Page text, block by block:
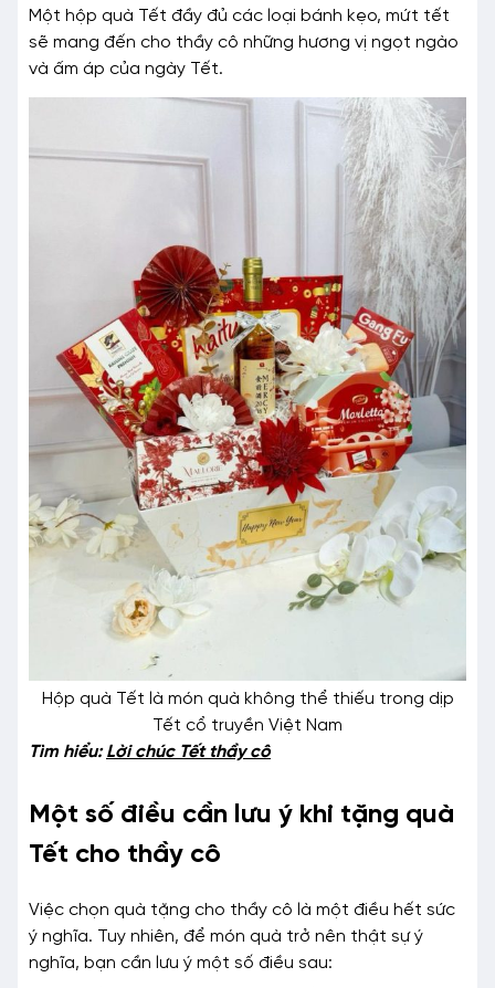
Một hộp quà Tết đầy đủ các loại bánh kẹo, mứt tết
sẽ mang đến cho thầy cô những hương vị ngọt ngào
và ấm áp của ngày Tết.
Hộp quà Tết là món quà không thể thiếu trong dịp
Tết cổ truyền Việt Nam
Tìm hiểu:Lời chúc Tết thầy cô
Một số điều cần lưu ý khi tặng quà
Tết cho thầy cô
Việc chọn quà tặng cho thầy cô là một điều hết sức
ý nghĩa. Tuy nhiên, để món quà trở nên thật sự ý
nghĩa, bạn cần lưu ý một số điều sau: